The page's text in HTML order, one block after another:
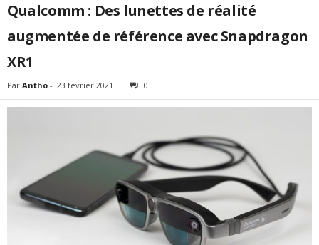
Qualcomm : Des lunettes de réalité
augmentée de référence avec Snapdragon
XR1
Par Antho - 23 février 2021 0